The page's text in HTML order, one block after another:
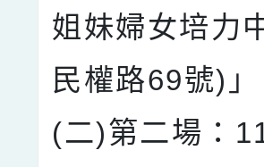
姐妹婦女培力
民權路69號)
(二)第二場：